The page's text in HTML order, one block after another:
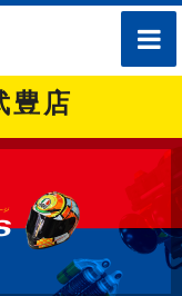
toggle
豊店